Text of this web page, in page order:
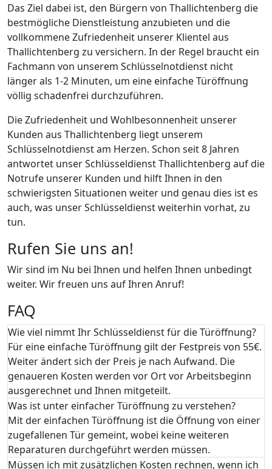
Das Ziel dabei ist, den Bürgern von Thallichtenberg die
bestmögliche Dienstleistung anzubieten und die
vollkommene Zufriedenheit unserer Klientel aus
Thallichtenberg zu versichern. In der Regel braucht ein
Fachmann von unserem Schlüsselnotdienst nicht
länger als 1-2 Minuten, um eine einfache Türöffnung
völlig schadenfrei durchzuführen.
Die Zufriedenheit und Wohlbesonnenheit unserer
Kunden aus Thallichtenberg liegt unserem
Schlüsselnotdienst am Herzen. Schon seit 8 Jahren
antwortet unser Schlüsseldienst Thallichtenberg auf die
Notrufe unserer Kunden und hilft Ihnen in den
schwierigsten Situationen weiter und genau dies ist es
auch, was unser Schlüsseldienst weiterhin vorhat, zu
tun.
Rufen Sie uns an!
Wir sind im Nu bei Ihnen und helfen Ihnen unbedingt
weiter. Wir freuen uns auf Ihren Anruf!
FAQ
Wie viel nimmt Ihr Schlüsseldienst für die Türöffnung?
Für eine einfache Türöffnung gilt der Festpreis von 55€.
Weiter ändert sich der Preis je nach Aufwand. Die
genaueren Kosten werden vor Ort vor Arbeitsbeginn
ausgerechnet und Ihnen mitgeteilt.
Was ist unter einfacher Türöffnung zu verstehen?
Mit der einfachen Türöffnung ist die Öffnung von einer
zugefallenen Tür gemeint, wobei keine weiteren
Reparaturen durchgeführt werden müssen.
Müssen ich mit zusätzlichen Kosten rechnen, wenn ich